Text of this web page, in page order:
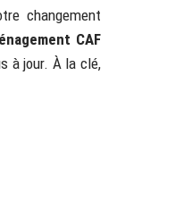
changement
CAF
à jour. À la clé,